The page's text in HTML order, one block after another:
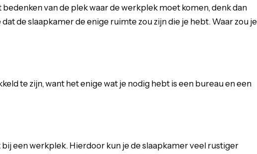
van de plek waar de werkplek moet komen, denk dan
de slaapkamer de enige ruimte zou zijn die je hebt. Waar zou je
te zijn, want het enige wat je nodig hebt is een bureau en een
een werkplek. Hierdoor kun je de slaapkamer veel rustiger